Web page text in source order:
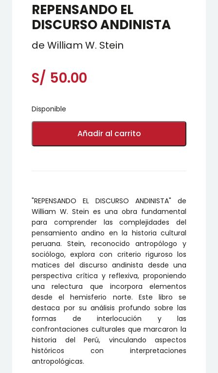
REPENSANDO EL
DISCURSO ANDINISTA
de William W. Stein
S/ 50.00
Disponible
REPENSANDO
DISCURSO
Añadir al carrito
"REPENSANDO EL DISCURSO ANDINISTA" de
William W. Stein es una obra fundamental
para comprender las complejidades del
pensamiento andino en la historia cultural
peruana. Stein, reconocido antropólogo y
sociólogo, explora con criterio riguroso los
matices del discurso andinista desde una
perspectiva crítica y reflexiva, proponiendo
una relectura que incorpora elementos
desde el hemisferio norte. Este libro se
destaca por su análisis profundo sobre las
formas de interlocución y las
confrontaciones culturales que marcaron la
historia del Perú, vinculando aspectos
históricos con interpretaciones
antropológicas.